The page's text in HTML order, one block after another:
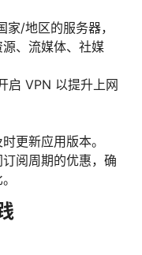
/地区的服务器，
、流媒体、社媒
启 VPN 以提升上网
更新应用版本。
阅周期的优惠，确